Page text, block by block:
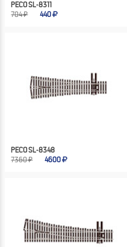
PECO SL-8311
704 ₽
440
PECO SL-8348
7360 ₽
4600